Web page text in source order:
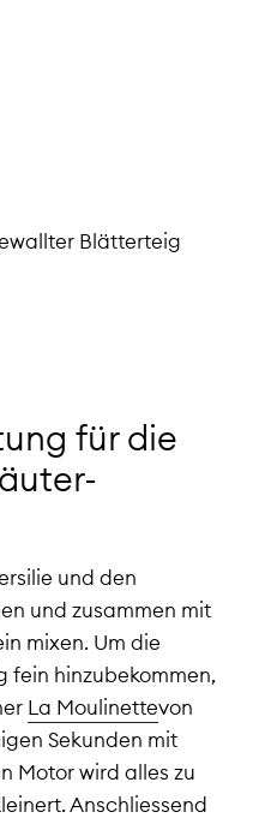
Blätterteig
für die
und den
und zusammen mit
mixen. Um die
fein hinzubekommen,
La Moulinettevon
Sekunden mit
Motor wird alles zu
Anschliessend